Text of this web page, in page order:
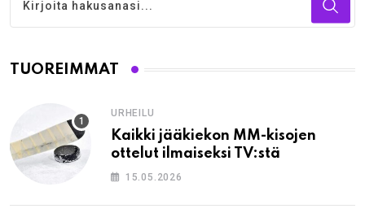
TUOREIMMAT
URHEILU
Kaikki jääkiekon MM-kisojen
ottelut ilmaiseksi TV:stä
15.05.2026